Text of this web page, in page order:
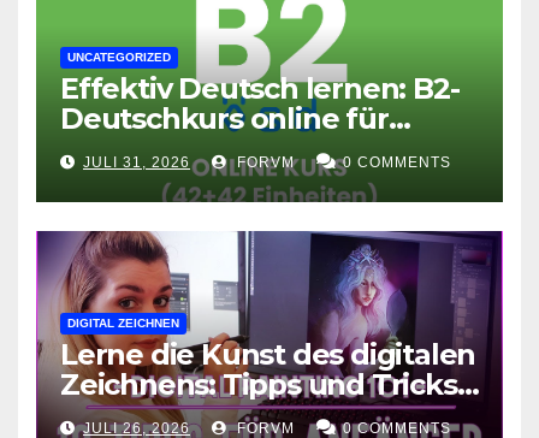
UNCATEGORIZED
Effektiv Deutsch lernen: B2-
Deutschkurs online für
Fortgeschrittene
JULI 31, 2026 FORVM 0 COMMENTS
DIGITAL ZEICHNEN
Lerne die Kunst des digitalen
Zeichnens: Tipps und Tricks
für kreative Ausdruckskunst
JULI 26, 2026 FORVM 0 COMMENTS